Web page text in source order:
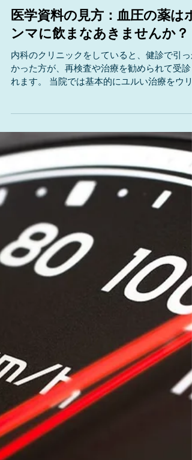
医学資料の見方：血圧の薬はホ
ンマに飲まなあきませんか？
内科のクリニックをしていると、健診で引っ
かった方が、再検査や治療を勧められて受診
していることもあって、 「クスリは飲みたく
てほしい」 、という方が他院より多く来られ
す。 血圧のクスリは本当に飲まないといけ
いのか？ 血圧のクスリを飲まないとどうな
か？ といった疑問にお答えする資料が、こち
です。 ◆ まず大前提として 先に言っておき
ますが、統計学的には高血圧の方はクスリを
ってでも血圧を下げた方がより長生きでき、
卒中や心臓発作の発生までの期間を延ばすこ
ができます。 なお、現在のところ、長生きで
ンピンコロリ ー長生きするけど脳卒中や心臓
作で苦しむことはないー を実現するクスリは
りません。 印をつけたゴム紐を引っ張って伸
すと、片方から印までの距離が伸びるととも
もう片方からの距離が伸びます。 クスリを飲
ば 発作までの期間が延びると同時に、発作後
ら“お迎え”までの期間も延びる のです。 程
に関しては発作症状や後遺症が軽くなること